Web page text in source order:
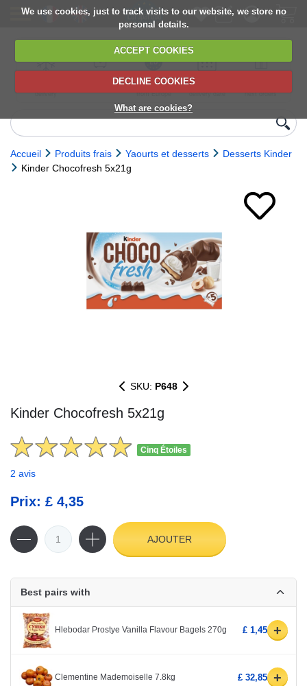
We use cookies, just to track visits to our website, we store no
personal details.
ACCEPT COOKIES
DECLINE COOKIES
What are cookies?
delivery
6,000+ products
Direct import
from Europe
Choose your
delivery date
next orders
Accueil Produits frais Yaourts et desserts
Desserts Kinder
Kinder Chocofresh 5x21g
SKU: P648
Kinder Chocofresh 5x21g
Cinq Étoiles
2 avis
Prix: £ 4,35
AJOUTER
Best pairs with
Hlebodar Prostye Vanilla Flavour Bagels 270g £ 1,45 +
Clementine Mademoiselle 7.8kg £ 32,85 +